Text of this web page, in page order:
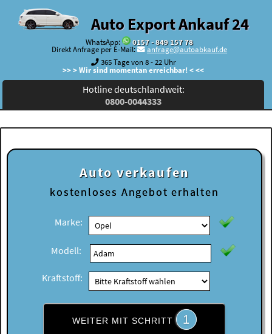
Auto Export Ankauf 24
WhatsApp:
0157 - 849 157 78
Direkt Anfrage per E-Mail:
anfrage@autoabkauf.de
365 Tage von 8 - 22 Uhr
>> > Wir sind momentan erreichbar! < <<
Hotline deutschlandweit:
0800-0044333
Auto verkaufen
kostenloses Angebot erhalten
Marke:
Modell:
Kraftstoff:
WEITER MIT SCHRITT 1